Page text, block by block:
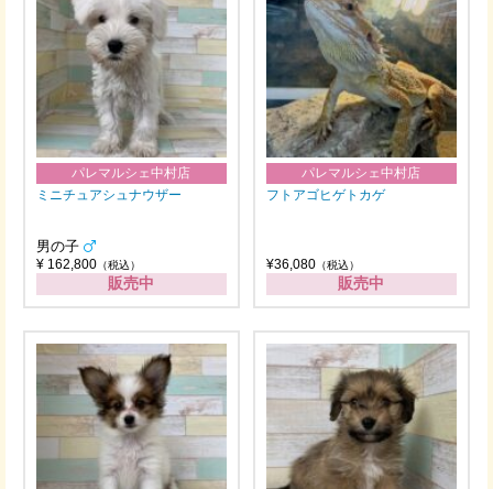
パレマルシェ中村店
ミニチュアシュナウザー
男の子
¥ 162,800 （税込）
販売中
パレマルシェ中村店
フトアゴヒゲトカゲ
¥36,080 （税込）
販売中